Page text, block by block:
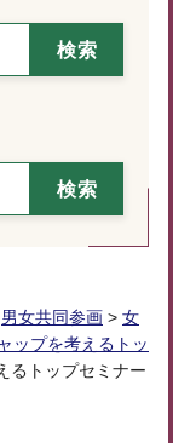
男女共同参画 > 女
ップを考えるトッ
るトップセミナー